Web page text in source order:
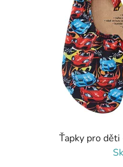
Ťapky pro děti